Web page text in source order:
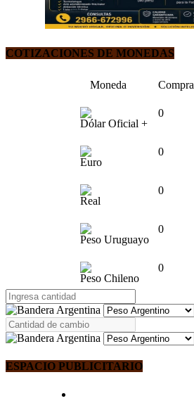
COTIZACIONES DE MONEDAS
Moneda Compra
Dólar Oficial +
0
Euro
0
Real
0
Peso Uruguayo
0
Peso Chileno
0
ESPACIO PUBLICITARIO